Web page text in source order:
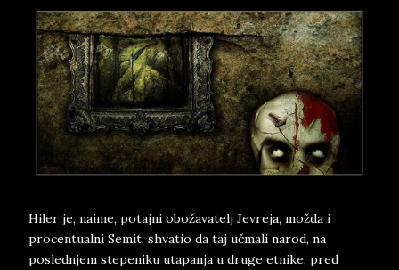
Hiler je, naime, potajni obožavatelj Jevreja, možda i
procentualni Semit, shvatio da taj učmali narod, na
poslednjem stepeniku utapanja u druge etnike, pred